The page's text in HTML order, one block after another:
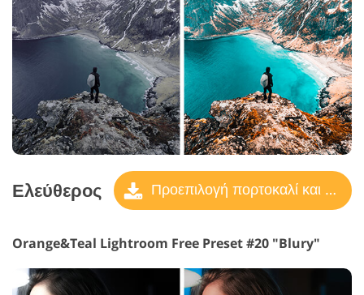
Ελεύθερος Προεπιλογή πορτοκαλί και γαλαζοπράσινο
Orange&Teal Lightroom Free Preset #20 "Blury"